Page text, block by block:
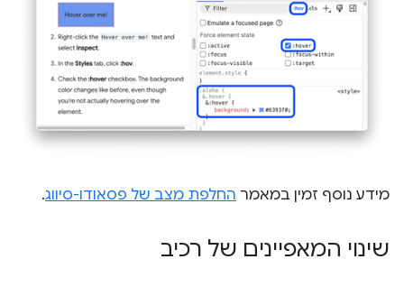
מידע נוסף זמין במאמר החלפת מצב של פסאודו-סיווג.
שינוי המאפיינים של רכיב